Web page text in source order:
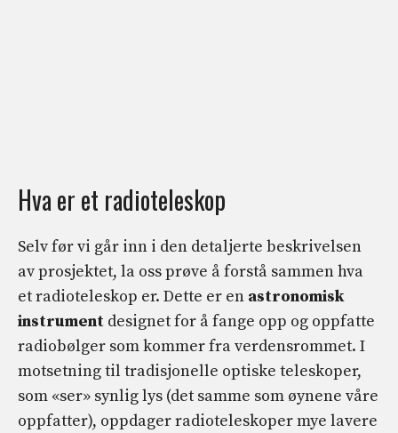
Hva er et radioteleskop
Selv før vi går inn i den detaljerte beskrivelsen
av prosjektet, la oss prøve å forstå sammen hva
et radioteleskop er. Dette er en astronomisk
instrument designet for å fange opp og oppfatte
radiobølger som kommer fra verdensrommet. I
motsetning til tradisjonelle optiske teleskoper,
som «ser» synlig lys (det samme som øynene våre
oppfatter), oppdager radioteleskoper mye lavere